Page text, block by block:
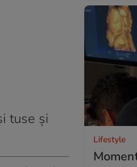
tuse și
Lifestyle